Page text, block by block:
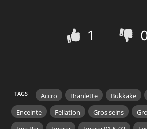
1 0
TAGS Accro Branlette Bukkake
Enceinte
Fellation Gros seins